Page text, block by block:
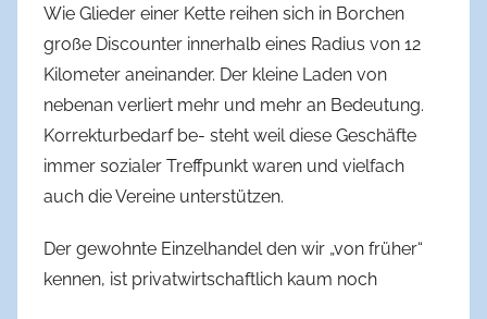
Wie Glieder einer Kette reihen sich in Borchen
große Discounter innerhalb eines Radius von 12
Kilometer aneinander. Der kleine Laden von
nebenan verliert mehr und mehr an Bedeutung.
Korrekturbedarf be- steht weil diese Geschäfte
immer sozialer Treffpunkt waren und vielfach
auch die Vereine unterstützen.
Der gewohnte Einzelhandel den wir „von früher“
kennen, ist privatwirtschaftlich kaum noch